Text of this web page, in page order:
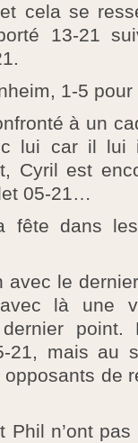
cela se
13-21
1-5
à un
lui car il lui
Cyril est
05-21…
fête dans
avec le
là une
21, mais au
de
n’ont pas